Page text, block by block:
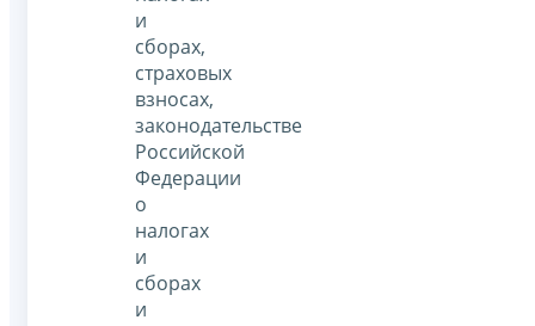
и
сборах,
страховых
взносах,
законодательстве
Российской
Федерации
о
налогах
и
сборах
и